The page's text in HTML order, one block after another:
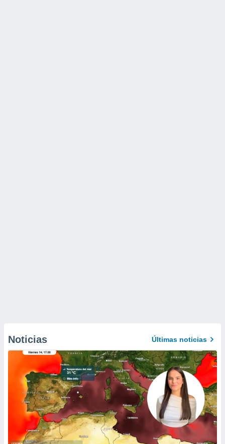
Noticias Últimas noticias